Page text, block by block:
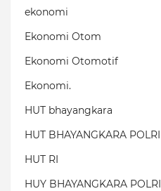
ekonomi
Ekonomi Otom
Ekonomi Otomotif
Ekonomi.
HUT bhayangkara
HUT BHAYANGKARA POLRI
HUT RI
HUY BHAYANGKARA POLRI